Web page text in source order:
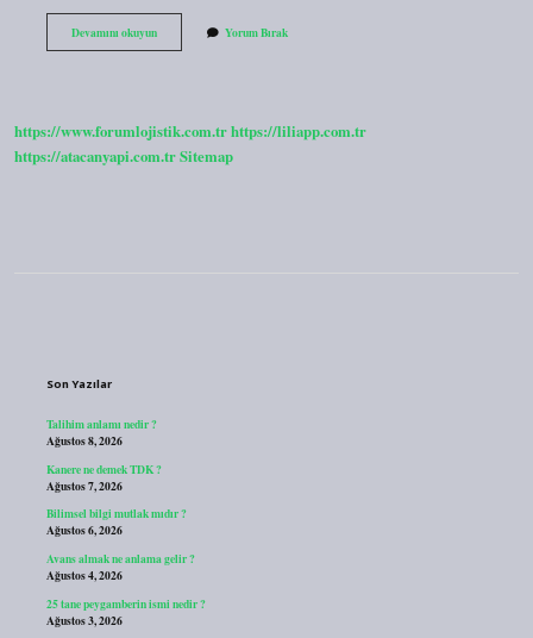
Devamını okuyunAsit
Suyla
Yorum Bırak
https://www.forumlojistik.com.trhttps://liliapp.com.tr
https://atacanyapi.com.trSitemap
Son Yazılar
Talihim anlamı nedir ?
Ağustos 8, 2026
Kanere ne demek TDK ?
Ağustos 7, 2026
Bilimsel bilgi mutlak mıdır ?
Ağustos 6, 2026
Avans almak ne anlama gelir ?
Ağustos 4, 2026
25 tane peygamberin ismi nedir ?
Ağustos 3, 2026